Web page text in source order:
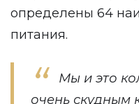
определены 64
питания.
Мы и это
очень скудным